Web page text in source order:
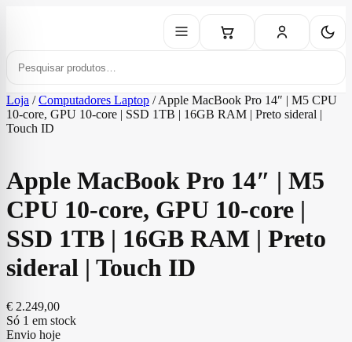
Loja / Computadores Laptop / Apple MacBook Pro 14″ | M5 CPU
10‑core, GPU 10‑core | SSD 1TB | 16GB RAM | Preto sideral |
Touch ID
Apple MacBook Pro 14″ | M5
CPU 10‑core, GPU 10‑core |
SSD 1TB | 16GB RAM | Preto
sideral | Touch ID
€ 2.249,00
Só 1 em stock
Envio hoje